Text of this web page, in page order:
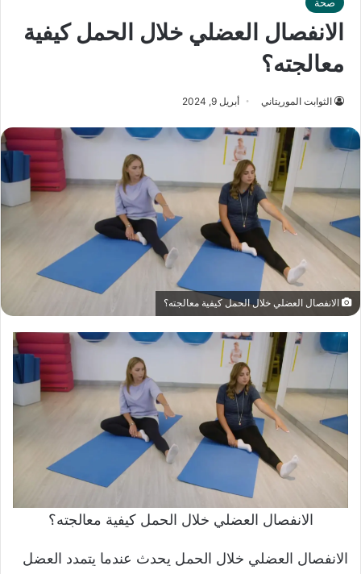
‫الانفصال العضلي خلال الحمل كيفية
معالجته؟
الثوابت الموريتاني أبريل 9, 2024
‫الانفصال العضلي خلال الحمل كيفية معالجته؟
‫الانفصال العضلي خلال الحمل كيفية معالجته؟
الانفصال العضلي خلال الحمل يحدث عندما يتمدد العضل